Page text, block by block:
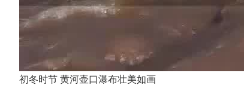
初冬时节 黄河壶口瀑布壮美如画